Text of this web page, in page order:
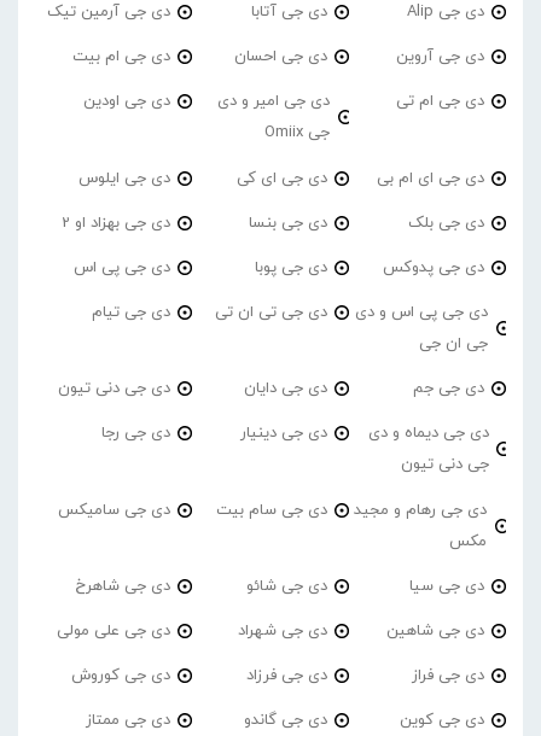
دی جی Alip دی جی آتابا دی جی آرمین تیک
دی جی آروین دی جی احسان دی جی ام بیت
دی جی ام تی
دی جی امیر و دی
جی Omiix
دی جی اودین
دی جی ای ام بی دی جی ای کی دی جی ایلوس
دی جی بلک دی جی بنسا دی جی بهزاد او 2
دی جی پدوکس دی جی پوبا دی جی پی اس
دی جی پی اس و دی
جی ان جی
دی جی تی ان تی دی جی تیام
دی جی جم دی جی دایان دی جی دنی تیون
دی جی دیماه و دی
جی دنی تیون
دی جی دینیار دی جی رجا
دی جی رهام و مجید
مکس
دی جی سام بیت دی جی سامیکس
دی جی سیا دی جی شائو دی جی شاهرخ
دی جی شاهین دی جی شهراد دی جی علی مولی
دی جی فراز دی جی فرزاد دی جی کوروش
دی جی کوین دی جی گاندو دی جی ممتاز